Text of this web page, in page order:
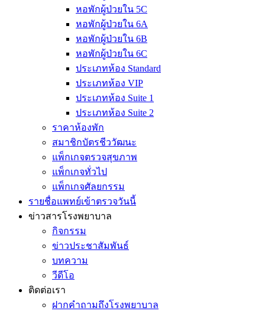
หอพักผู้ป่วยใน 5C
หอพักผู้ป่วยใน 6A
หอพักผู้ป่วยใน 6B
หอพักผู้ป่วยใน 6C
ประเภทห้อง Standard
ประเภทห้อง VIP
ประเภทห้อง Suite 1
ประเภทห้อง Suite 2
ราคาห้องพัก
สมาชิกบัตรชีววัฒนะ
แพ็กเกจตรวจสุขภาพ
แพ็กเกจทั่วไป
แพ็กเกจศัลยกรรม
รายชื่อแพทย์เข้าตรวจวันนี้
ข่าวสารโรงพยาบาล
กิจกรรม
ข่าวประชาสัมพันธ์
บทความ
วีดีโอ
ติดต่อเรา
ฝากคำถามถึงโรงพยาบาล